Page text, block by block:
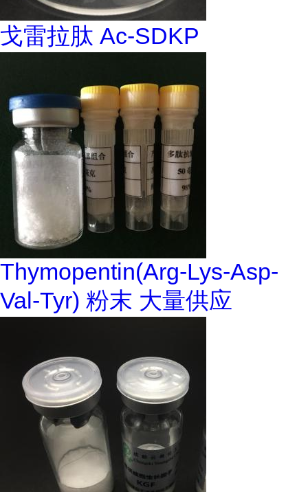
戈雷拉肽 Ac-SDKP
Thymopentin(Arg-Lys-Asp-
Val-Tyr) 粉末 大量供应